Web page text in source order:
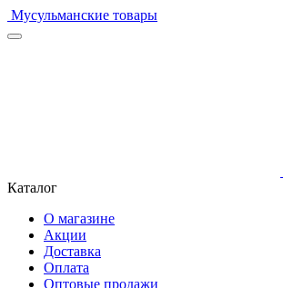
Мусульманские товары
Каталог
О магазине
Акции
Доставка
Оплата
Оптовые продажи